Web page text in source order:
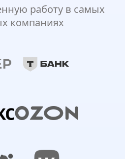
работу в самых
компаниях